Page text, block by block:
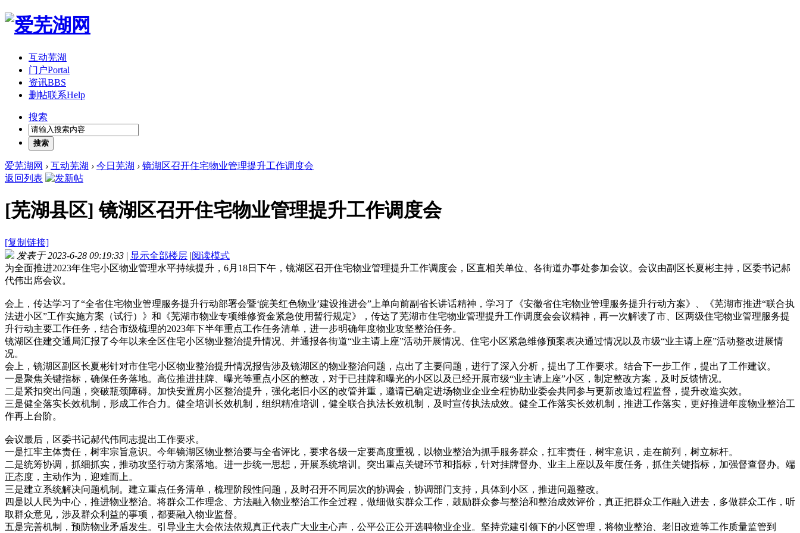
互动芜湖
门户Portal
资讯BBS
删帖联系Help
搜索
搜索
爱芜湖网 › 互动芜湖 › 今日芜湖 › 镜湖区召开住宅物业管理提升工作调度会
返回列表
[芜湖县区]镜湖区召开住宅物业管理提升工作调度会
[复制链接]
发表于 2023-6-28 09:19:33 | 显示全部楼层 |阅读模式
为全面推进2023年住宅小区物业管理水平持续提升，6月18日下午，镜湖区召开住宅物业管理提升工作调度会，区直相关单位、各街道办事处参加会议。会议由副区长夏彬主持，区委书记郝
代伟出席会议。
会上，传达学习了“全省住宅物业管理服务提升行动部署会暨‘皖美红色物业’建设推进会”上单向前副省长讲话精神，学习了《安徽省住宅物业管理服务提升行动方案》、《芜湖市推进“联合执
法进小区”工作实施方案（试行）》和《芜湖市物业专项维修资金紧急使用暂行规定》，传达了芜湖市住宅物业管理提升工作调度会会议精神，再一次解读了市、区两级住宅物业管理服务提
升行动主要工作任务，结合市级梳理的2023年下半年重点工作任务清单，进一步明确年度物业攻坚整治任务。
镜湖区住建交通局汇报了今年以来全区住宅小区物业整治提升情况、并通报各街道“业主请上座”活动开展情况、住宅小区紧急维修预案表决通过情况以及市级“业主请上座”活动整改进展情
况。
会上，镜湖区副区长夏彬针对市住宅小区物业整治提升情况报告涉及镜湖区的物业整治问题，点出了主要问题，进行了深入分析，提出了工作要求。结合下一步工作，提出了工作建议。
一是聚焦关键指标，确保任务落地。高位推进挂牌、曝光等重点小区的整改，对于已挂牌和曝光的小区以及已经开展市级“业主请上座”小区，制定整改方案，及时反馈情况。
二是紧扣突出问题，突破瓶颈障碍。加快安置房小区整治提升，强化老旧小区的改管并重，邀请已确定进场物业企业全程协助业委会共同参与更新改造过程监督，提升改造实效。
三是健全落实长效机制，形成工作合力。健全培训长效机制，组织精准培训，健全联合执法长效机制，及时宣传执法成效。健全工作落实长效机制，推进工作落实，更好推进年度物业整治工
作再上台阶。
会议最后，区委书记郝代伟同志提出工作要求。
一是扛牢主体责任，树牢宗旨意识。今年镜湖区物业整治要与全省评比，要求各级一定要高度重视，以物业整治为抓手服务群众，扛牢责任，树牢意识，走在前列，树立标杆。
二是统筹协调，抓细抓实，推动攻坚行动方案落地。进一步统一思想，开展系统培训。突出重点关键环节和指标，针对挂牌督办、业主上座以及年度任务，抓住关键指标，加强督查督办。端
正态度，主动作为，迎难而上。
三是建立系统解决问题机制。建立重点任务清单，梳理阶段性问题，及时召开不同层次的协调会，协调部门支持，具体到小区，推进问题整改。
四是以人民为中心，推进物业整治。将群众工作理念、方法融入物业整治工作全过程，做细做实群众工作，鼓励群众参与整治和整治成效评价，真正把群众工作融入进去，多做群众工作，听
取群众意见，涉及群众利益的事项，都要融入物业监督。
五是完善机制，预防物业矛盾发生。引导业主大会依法依规真正代表广大业主心声，公平公正公开选聘物业企业。坚持党建引领下的小区管理，将物业整治、老旧改造等工作质量监管到